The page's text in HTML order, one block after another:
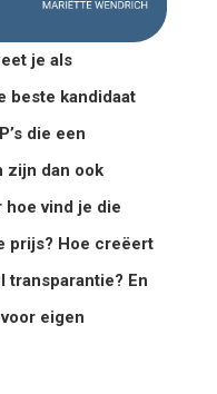
je als
beste kandidaat
die een
zijn dan ook
hoe vind je die
prijs? Hoe creëert
transparantie? En
eigen